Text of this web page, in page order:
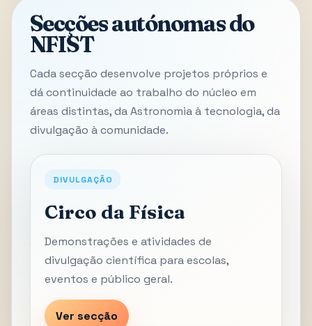
Secções autónomas do
NFIST
Cada secção desenvolve projetos próprios e
dá continuidade ao trabalho do núcleo em
áreas distintas, da Astronomia à tecnologia, da
divulgação à comunidade.
DIVULGAÇÃO
Circo da Física
Demonstrações e atividades de
divulgação científica para escolas,
eventos e público geral.
Ver secção